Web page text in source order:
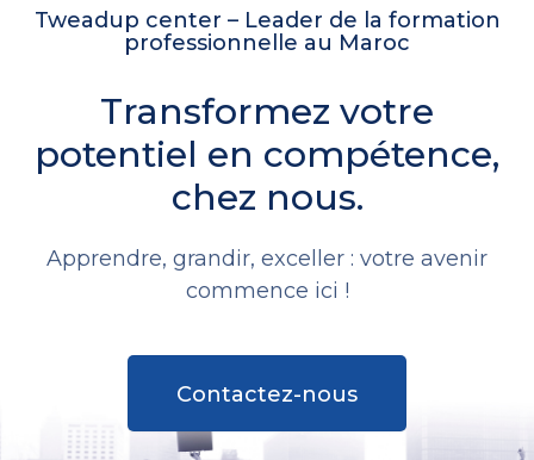
Tweadup center – Leader de la formation
professionnelle au Maroc
Transformez votre
potentiel en compétence,
chez nous.
Apprendre, grandir, exceller : votre avenir
commence ici !
Contactez-nous